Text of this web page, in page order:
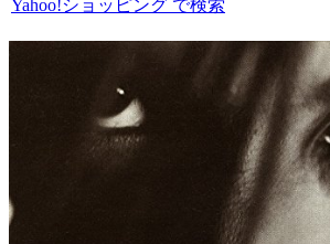
Yahoo!ショッピング で検索